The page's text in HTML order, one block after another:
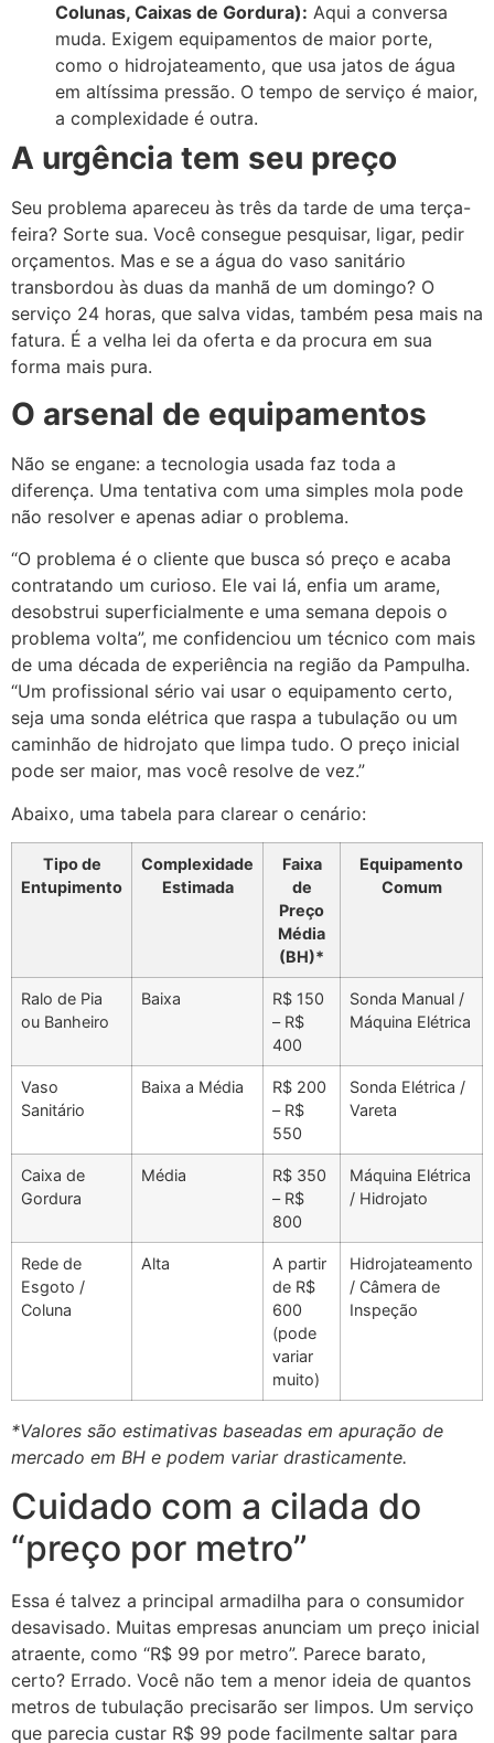
Colunas, Caixas de Gordura): Aqui a conversa
muda. Exigem equipamentos de maior porte,
como o hidrojateamento, que usa jatos de água
em altíssima pressão. O tempo de serviço é maior,
a complexidade é outra.
A urgência tem seu preço
Seu problema apareceu às três da tarde de uma terça-
feira? Sorte sua. Você consegue pesquisar, ligar, pedir
orçamentos. Mas e se a água do vaso sanitário
transbordou às duas da manhã de um domingo? O
serviço 24 horas, que salva vidas, também pesa mais na
fatura. É a velha lei da oferta e da procura em sua
forma mais pura.
O arsenal de equipamentos
Não se engane: a tecnologia usada faz toda a
diferença. Uma tentativa com uma simples mola pode
não resolver e apenas adiar o problema.
“O problema é o cliente que busca só preço e acaba
contratando um curioso. Ele vai lá, enfia um arame,
desobstrui superficialmente e uma semana depois o
problema volta”, me confidenciou um técnico com mais
de uma década de experiência na região da Pampulha.
“Um profissional sério vai usar o equipamento certo,
seja uma sonda elétrica que raspa a tubulação ou um
caminhão de hidrojato que limpa tudo. O preço inicial
pode ser maior, mas você resolve de vez.”
Abaixo, uma tabela para clarear o cenário:
Tipo de
Entupimento
Complexidade
Estimada
Faixa
de
Preço
Média
(BH)*
Equipamento
Comum
Ralo de Pia
ou Banheiro
Baixa
R$ 150
– R$
400
Sonda Manual /
Máquina Elétrica
Vaso
Sanitário
Baixa a Média
R$ 200
– R$
550
Sonda Elétrica /
Vareta
Caixa de
Gordura
Média
R$ 350
– R$
800
Máquina Elétrica
/ Hidrojato
Rede de
Esgoto /
Coluna
Alta
A partir
de R$
600
(pode
variar
muito)
Hidrojateamento
/ Câmera de
Inspeção
*Valores são estimativas baseadas em apuração de
mercado em BH e podem variar drasticamente.
Cuidado com a cilada do
“preço por metro”
Essa é talvez a principal armadilha para o consumidor
desavisado. Muitas empresas anunciam um preço inicial
atraente, como “R$ 99 por metro”. Parece barato,
certo? Errado. Você não tem a menor ideia de quantos
metros de tubulação precisarão ser limpos. Um serviço
que parecia custar R$ 99 pode facilmente saltar para